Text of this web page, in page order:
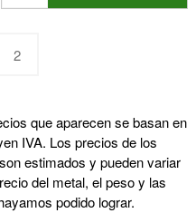
2
que aparecen se basan en
IVA. Los precios de los
estimados y pueden variar
del metal, el peso y las
podido lograr.